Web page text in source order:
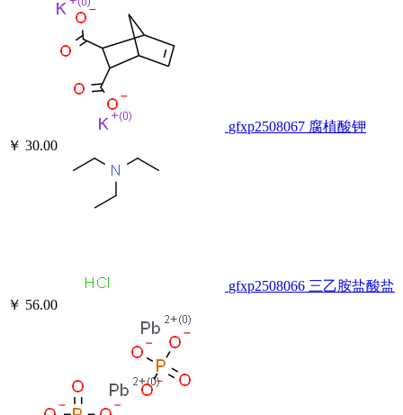
gfxp2508067 腐植酸钾
￥ 30.00
gfxp2508066 三乙胺盐酸盐
￥ 56.00